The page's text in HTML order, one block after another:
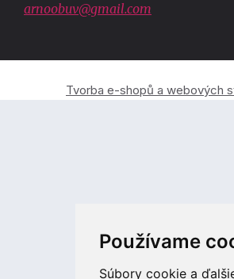
Používame
Súbory cookie a
arnoobuv@gmail.com
Tvorba e-shopů a webových